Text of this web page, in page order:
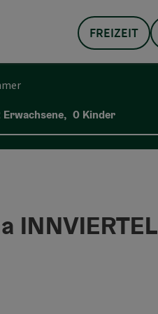
FREIZEIT
Personenfelder
Erwachsene, 0 Kinder
INNVIERTEL